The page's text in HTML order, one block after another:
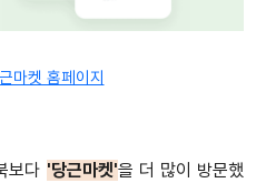
마켓 홈페이지
보다 '당근마켓'을 더 많이 방문했